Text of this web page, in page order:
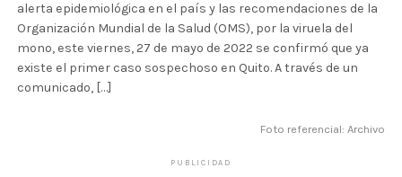
alerta epidemiológica en el país y las recomendaciones de la
Organización Mundial de la Salud (OMS), por la viruela del
mono, este viernes, 27 de mayo de 2022 se confirmó que ya
existe el primer caso sospechoso en Quito. A través de un
comunicado, […]
Foto referencial: Archivo
PUBLICIDAD